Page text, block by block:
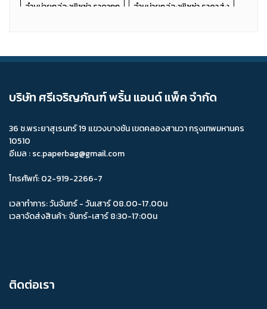
จำหน่ายกล่องพิซซ่า ราคาถูก
จำหน่ายกล่องพิซซ่า ราคาส่ง
กล่องอาหารฟาสต์ฟู้ด
จำหน่ายกล่องอาหารฟาสต์ฟู้ด
ขายกล่องอาหารฟาสต์ฟู้ด
กล่องอาหารฟาสต์ฟู้ด ราคาถูก
กล่องอาหารฟาสต์ฟู้ด ราคาส่ง
ขายส่งกล่องอาหารฟาสต์ฟู้ด
ร้านจำหน่ายกล่องอาหารฟาสต์ฟู้ด
กล่องเค้ก 2P (สูง)
กระดาษหัวถุงกิฟท์ช้อป
รองมูสวงกลมสีทอง
กล่องฝาครอบผ้าชุด
บริษัท ศรีเจริญภัณฑ์ พริ้น แอนด์ แพ็ค จำกัด
36 ซ.พระยาสุเรนทร์ 19 แขวงบางชัน เขตคลองสามวา กรุงเทพมหานคร
10510
อีเมล : sc.paperbag@gmail.com
โทรศัพท์: 02-919-2266-7
เวลาทำการ: วันจันทร์ - วันเสาร์ 08.00-17.00น
เวลาจัดส่งสินค้า: จันทร์-เสาร์ 8:30-17:00น
ติดต่อเรา